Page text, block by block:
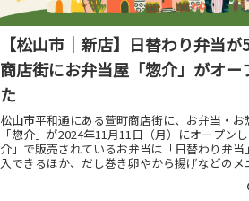
【松山市｜新店】日替わり弁当
商店街にお弁当屋「惣介」がオー
た
松山市平和通にある萱町商店街に、お弁当・お
「惣介」が2024年11月11日（月）にオープン
介」で販売されているお弁当は「日替わり弁
入できるほか、だし巻き卵やから揚げなどのメ
のこと。伊予鉄道の古町駅にも近く朝早くから
で、ここでお弁当を買って職場に持って行く